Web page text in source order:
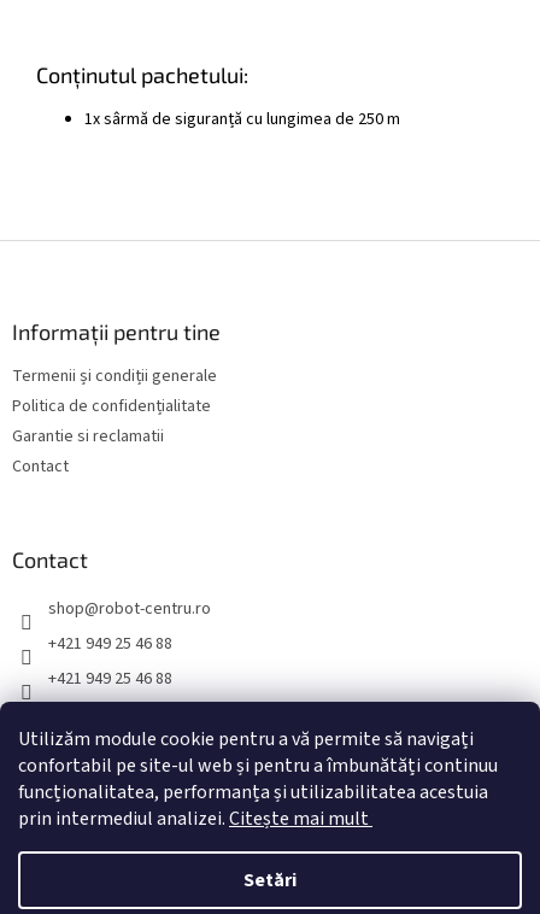
Utilizăm module cookie pentru a vă permite să navigați
confortabil pe site-ul web și pentru a îmbunătăți continuu
funcționalitatea, performanța și utilizabilitatea acestuia
prin intermediul analizei.Citește mai mult
Setări
Conținutul pachetului:
1x sârmă de siguranță cu lungimea de 250 m
Informații pentru tine
Termenii și condiții generale
Politica de confidențialitate
Garantie si reclamatii
Contact
Contact
shop@robot-centru.ro
+421 949 25 46 88
+421 949 25 46 88
toprobot.sk